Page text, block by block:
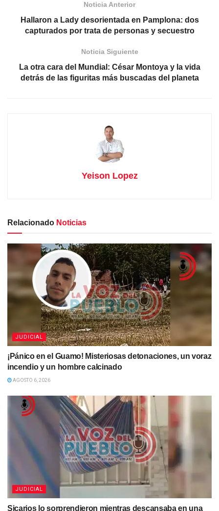
Noticia Anterior
Hallaron a Lady desorientada en Pamplona: dos
capturados por trata de personas y secuestro
Noticia Siguiente
La otra cara del Mundial: César Montoya y la vida
detrás de las figuritas más buscadas del planeta
Yeison Lopez
Relacionado Noticias
JUDICIAL
¡Pánico en el Guamo! Misteriosas detonaciones, un voraz
incendio y un hombre calcinado
AGOSTO 6, 2026
JUDICIAL
Sicarios lo sorprendieron mientras descansaba en una